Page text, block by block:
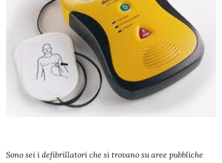
Sono sei i defibrillatori che si trovano su aree pubbliche